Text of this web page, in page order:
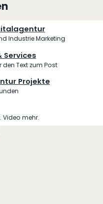
Industrie Marketing
Services
Text zum Post
Projekte
Video mehr.